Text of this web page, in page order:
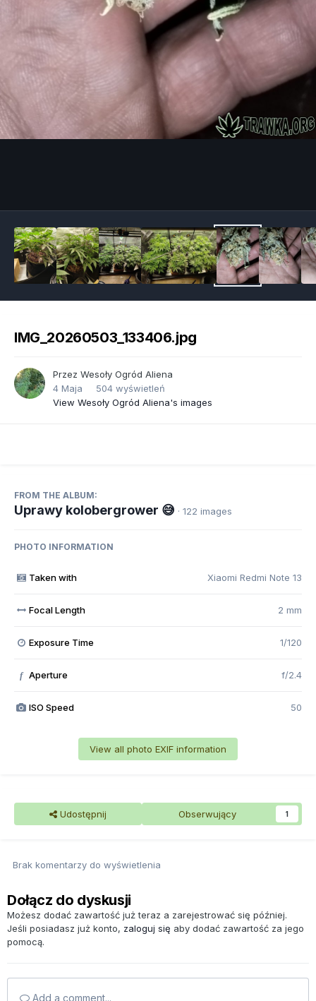
IMG_20260503_133406.jpg
Przez Wesoły Ogród Aliena
4 Maja
504 wyświetleń
View Wesoły Ogród Aliena's images
FROM THE ALBUM:
Uprawy kolobergrower 😅 · 122 images
PHOTO INFORMATION
Taken with Xiaomi Redmi Note 13
Focal Length 2 mm
Exposure Time 1/120
f Aperture f/2.4
ISO Speed 50
View all photo EXIF information
Udostępnij Obserwujący 1
Brak komentarzy do wyświetlenia
Dołącz do dyskusji
Możesz dodać zawartość już teraz a zarejestrować się później.
Jeśli posiadasz już konto, zaloguj się aby dodać zawartość za jego
pomocą.
Add a comment...